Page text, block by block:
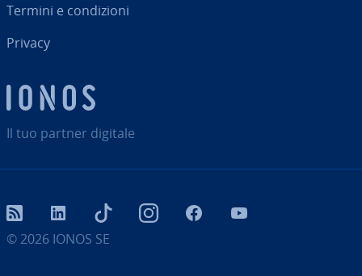
Il tuo partner digitale
Termini e con­di­zio­ni
Privacy
© 2026 IONOS SE
RSS LinkedIn tiktok InstagramFacebook